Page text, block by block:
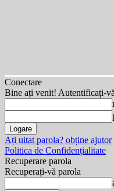
Conectare
Bine ați venit! Autentificați-
Ați uitat parola? obține ajutor
Politica de Confidențialitate
Recuperare parola
Recuperați-vă parola